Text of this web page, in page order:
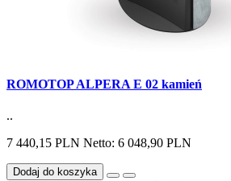
ROMOTOP ALPERA E 02 kamień
..
7 440,15 PLN Netto: 6 048,90 PLN
Dodaj do koszyka